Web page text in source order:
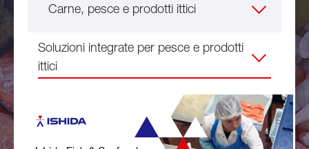
Carne, pesce e prodotti ittici
Soluzioni integrate per pesce e prodotti
ittici